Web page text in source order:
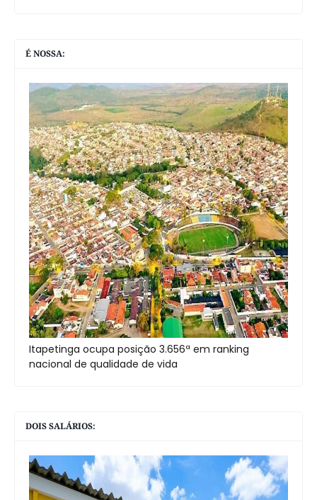
É NOSSA:
Itapetinga ocupa posição 3.656ª em ranking
nacional de qualidade de vida
DOIS SALÁRIOS: